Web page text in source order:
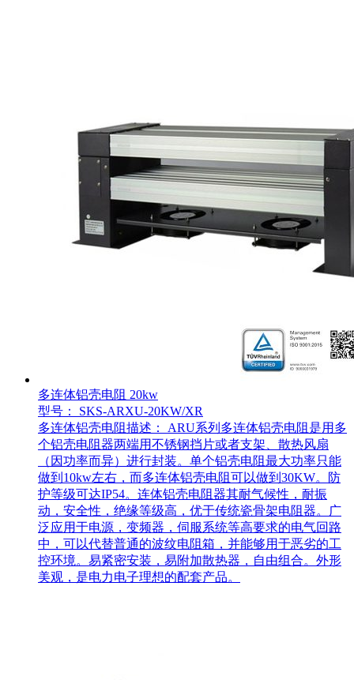
多连体铝壳电阻 20kw
型号： SKS-ARXU-20KW/XR
多连体铝壳电阻描述： ARU系列多连体铝壳电阻是用多
个铝壳电阻器两端用不锈钢挡片或者支架、散热风扇
（因功率而异）进行封装。单个铝壳电阻最大功率只能
做到10kw左右，而多连体铝壳电阻可以做到30KW。防
护等级可达IP54。连体铝壳电阻器其耐气候性，耐振
动，安全性，绝缘等级高，优于传统瓷骨架电阻器。广
泛应用于电源，变频器，伺服系统等高要求的电气回路
中，可以代替普通的波纹电阻箱，并能够用于恶劣的工
控环境。易紧密安装，易附加散热器，自由组合。外形
美观，是电力电子理想的配套产品。